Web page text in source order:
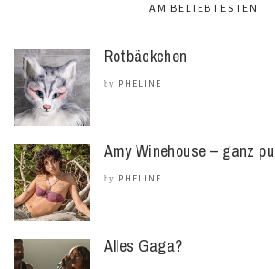
AM BELIEBTESTEN
Rotbäckchen
by PHELINE
Amy Winehouse – ganz
by PHELINE
Alles Gaga?